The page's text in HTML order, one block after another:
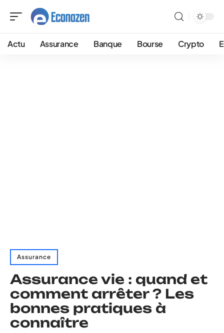
Actu Assurance Banque Bourse Crypto
Assurance
Assurance vie : quand et
comment arrêter ? Les
bonnes pratiques à
connaître